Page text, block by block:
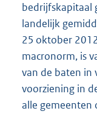
bedrijfskapitaal
landelijk
25 oktober
macronorm, is
van de baten in
voorziening in
alle gemeenten